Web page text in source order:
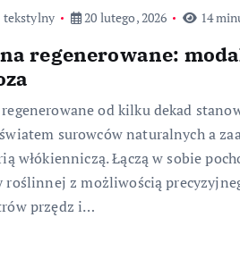
tekstylny 20 lutego, 2026 14
regenerowane:
regenerowane od kilku dekad
surowców naturalnych a
włókienniczą. Łączą w sobie
roślinnej z możliwością
przędz i…